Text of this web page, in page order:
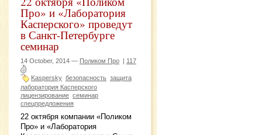
Про» и «Лаборатория
Касперского» проведут
в Санкт-Петербурге
семинар
14 October, 2014 — Поликом Про 117
Kaspersky безопасность защита
лаборатория Касперского
лицензирование семинар
спецпредложения
22 октября компании «Поликом
Про» и «Лаборатория